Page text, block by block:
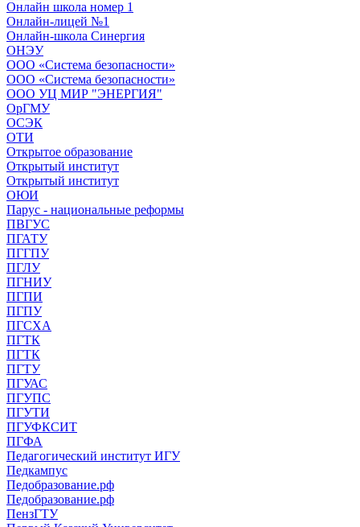
Онлайн школа номер 1
Онлайн-лицей №1
Онлайн-школа Синергия
ОНЭУ
ООО «Система безопасности»
ООО «Система безопасности»
ООО УЦ МИР "ЭНЕРГИЯ"
ОрГМУ
ОСЭК
ОТИ
Открытое образование
Открытый институт
Открытый институт
ОЮИ
Парус - национальные реформы
ПВГУС
ПГАТУ
ПГГПУ
ПГЛУ
ПГНИУ
ПГПИ
ПГПУ
ПГСХА
ПГТК
ПГТК
ПГТУ
ПГУАС
ПГУПС
ПГУТИ
ПГУФКСИТ
ПГФА
Педагогический институт ИГУ
Педкампус
Педобразование.рф
Педобразование.рф
ПензГТУ